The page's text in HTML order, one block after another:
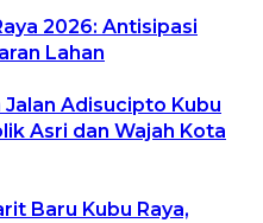
2026: Antisipasi
Lahan
Adisucipto Kubu
Asri dan Wajah Kota
Baru Kubu Raya,